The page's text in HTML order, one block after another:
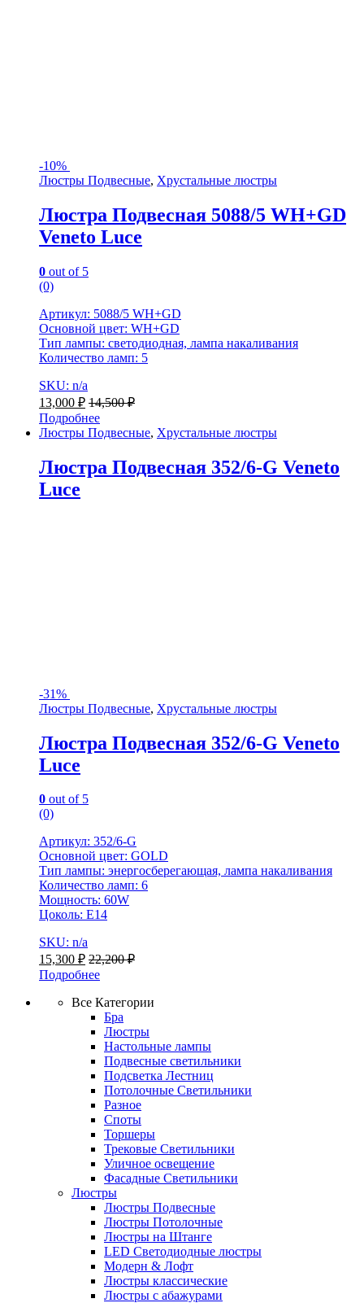
-10%
Люстры Подвесные, Хрустальные люстры
Люстра Подвесная 5088/5 WH+GD
Veneto Luce
0 out of 5
(0)
Артикул: 5088/5 WH+GD
Основной цвет: WH+GD
Тип лампы: светодиодная, лампа накаливания
Количество ламп: 5
SKU: n/a
13,000 ₽ 14,500₽
Подробнее
Люстры Подвесные, Хрустальные люстры
Люстра Подвесная 352/6-G Veneto
Luce
-31%
Люстры Подвесные, Хрустальные люстры
Люстра Подвесная 352/6-G Veneto
Luce
0 out of 5
(0)
Артикул: 352/6-G
Основной цвет: GOLD
Тип лампы: энергосберегающая, лампа накаливания
Количество ламп: 6
Мощность: 60W
Цоколь: Е14
SKU: n/a
15,300 ₽ 22,200₽
Подробнее
Все Категории
Бра
Люстры
Настольные лампы
Подвесные светильники
Подсветка Лестниц
Потолочные Светильники
Разное
Споты
Торшеры
Трековые Светильники
Уличное освещение
Фасадные Светильники
Люстры
Люстры Подвесные
Люстры Потолочные
Люстры на Штанге
LED Светодиодные люстры
Модерн & Лофт
Люстры классические
Люстры с абажурами